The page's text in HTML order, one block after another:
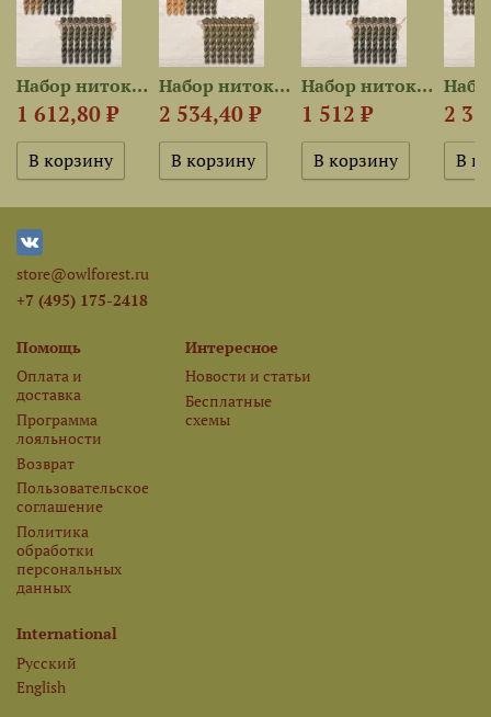
Набор ниток OwlForest для...
1 612,80 ₽
Набор ниток OwlForest для...
2 534,40 ₽
Набор ниток OwlForest для...
1 512 ₽ 2
store@owlforest.ru
+7 (495) 175-2418
Помощь
Оплата и
доставка
Программа
лояльности
Возврат
Пользовательское
соглашение
Политика
обработки
персональных
данных
Интересное
Новости и статьи
Бесплатные
схемы
International
Русский
English